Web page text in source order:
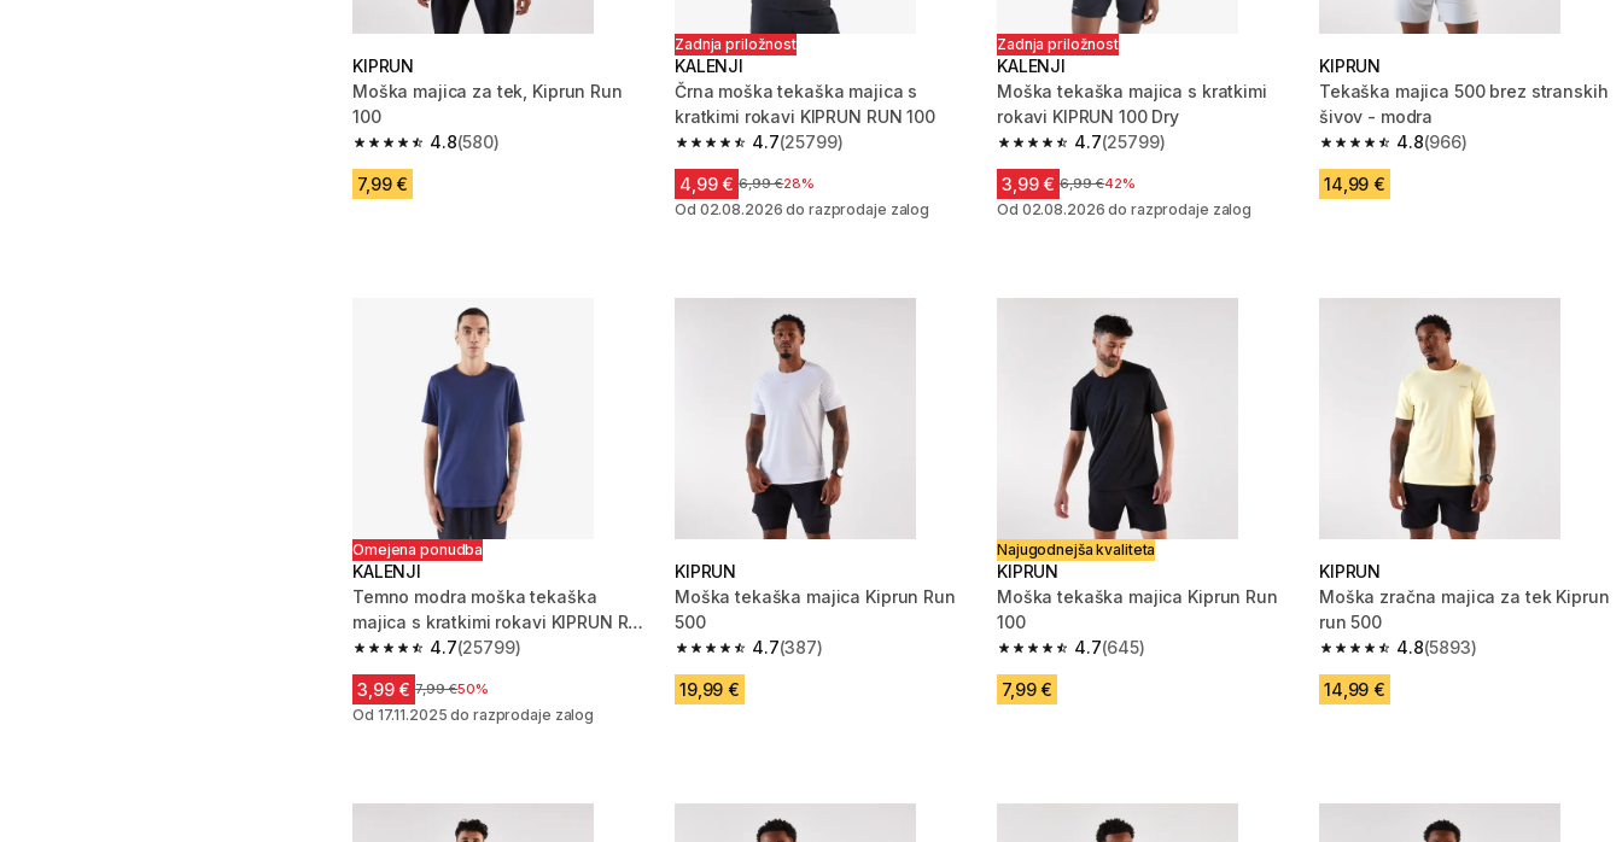
KIPRUN
Moška majica za tek, Kiprun Run
100
4.8
4.8 od 5 zvezdic from 580 ocene
(580)
7,99 €
Zadnja priložnost
KALENJI
Črna moška tekaška majica s
kratkimi rokavi KIPRUN RUN 100
4.7
4.7 od 5 zvezdic from 25799 ocene
(25799)
4,99 € Cena pred znižanjem
6,99 €28%
Od 02.08.2026 do razprodaje zalog
Zadnja priložnost
KALENJI
Moška tekaška majica s kratkimi
rokavi KIPRUN 100 Dry
4.7
4.7 od 5 zvezdic from 25799 ocene
(25799)
3,99 € Cena pred znižanjem
6,99 €42%
Od 02.08.2026 do razprodaje zalog
KIPRUN
Tekaška majica 500 brez stranskih
šivov - modra
4.8
4.8 od 5 zvezdic from 966 ocene
(966)
14,99 €
Omejena ponudba
KALENJI
Temno modra moška tekaška
majica s kratkimi rokavi KIPRUN RUN
100 DRY 4.7
4.7 od 5 zvezdic from 25799 ocene
(25799)
3,99 € Cena pred znižanjem
7,99 €50%
Od 17.11.2025 do razprodaje zalog
KIPRUN
Moška tekaška majica Kiprun Run
500
4.7
4.7 od 5 zvezdic from 387 ocene
(387)
19,99 €
Najugodnejša kvaliteta
KIPRUN
Moška tekaška majica Kiprun Run
100
4.7
4.7 od 5 zvezdic from 645 ocene
(645)
7,99 €
KIPRUN
Moška zračna majica za tek Kiprun
run 500
4.8
4.8 od 5 zvezdic from 5893 ocene
(5893)
14,99 €